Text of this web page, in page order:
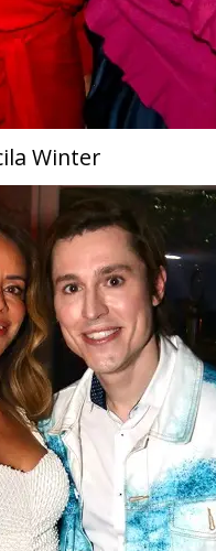
Winter